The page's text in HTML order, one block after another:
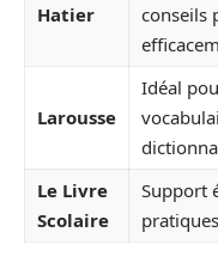
Hatier
conseils
Larousse
Idéal
Le Livre
Scolaire
Support